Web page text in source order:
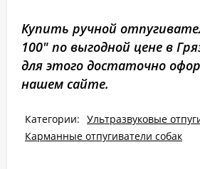
Купить ручной
100" по выгодной цене в
для этого достаточно
нашем сайте.
Категории: Ультразвуковые
Карманные отпугиватели собак